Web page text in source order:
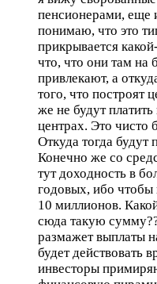
пенсионерами, еще
понимаю, что это
прикрывается
что, что они там на
привлекают, а
того, что построят
же не будут
центрах. Это чисто
Откуда тогда будут
Конечно же со
тут доходность в
годовых, ибо
10 миллионов.
сюда такую
размажет выплаты
будет действовать
инвесторы